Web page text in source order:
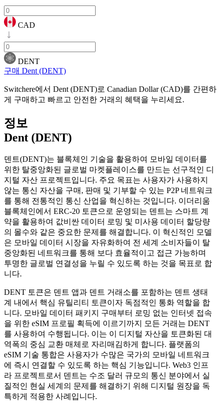
CAD
DENT
구매 Dent (DENT)
Switchere에서 Dent (DENT)로 Canadian Dollar (CAD)를 간편하
게 구매하고 빠르고 안전한 거래의 혜택을 누리세요.
정보
Dent (DENT)
덴트(DENT)는 블록체인 기술을 활용하여 모바일 데이터를
위한 탈중앙화된 글로벌 마켓플레이스를 만드는 선구적인 디
지털 자산 프로젝트입니다. 주요 목표는 사용자가 사용하지
않는 통신 자산을 구매, 판매 및 기부할 수 있는 P2P 네트워크
를 통해 전통적인 통신 산업을 혁신하는 것입니다. 이더리움
블록체인에서 ERC-20 토큰으로 운영되는 덴트는 스마트 계
약을 활용하여 값비싼 데이터 로밍 및 미사용 데이터 할당량
의 몰수와 같은 중요한 문제를 해결합니다. 이 혁신적인 모델
은 모바일 데이터 시장을 자유화하여 전 세계 소비자들이 탈
중앙화된 네트워크를 통해 보다 효율적이고 접근 가능하며
투명한 글로벌 연결성을 누릴 수 있도록 하는 것을 목표로 합
니다.
DENT 토큰은 덴트 앱과 덴트 거래소를 포함하는 덴트 생태
계 내에서 핵심 유틸리티 토큰이자 독점적인 통화 역할을 합
니다. 모바일 데이터 패키지 구매부터 로밍 없는 인터넷 접속
을 위한 eSIM 프로필 획득에 이르기까지 모든 거래는 DENT
를 사용하여 수행됩니다. 이는 이 디지털 자산을 토큰화된 대
역폭의 중심 교환 매체로 자리매김하게 합니다. 플랫폼의
eSIM 기술 통합은 사용자가 수많은 국가의 모바일 네트워크
에 즉시 연결할 수 있도록 하는 핵심 기능입니다. Web3 인프
라 프로젝트로서 덴트는 수조 달러 규모의 통신 분야에서 실
질적인 현실 세계의 문제를 해결하기 위해 디지털 원장을 독
특하게 적용한 사례입니다.